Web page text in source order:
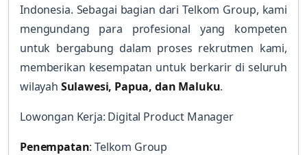
Indonesia. Sebagai bagian dari Telkom Group, kami
mengundang para profesional yang kompeten
untuk bergabung dalam proses rekrutmen kami,
memberikan kesempatan untuk berkarir di seluruh
wilayah Sulawesi, Papua, dan Maluku.
Lowongan Kerja: Digital Product Manager
Penempatan: Telkom Group